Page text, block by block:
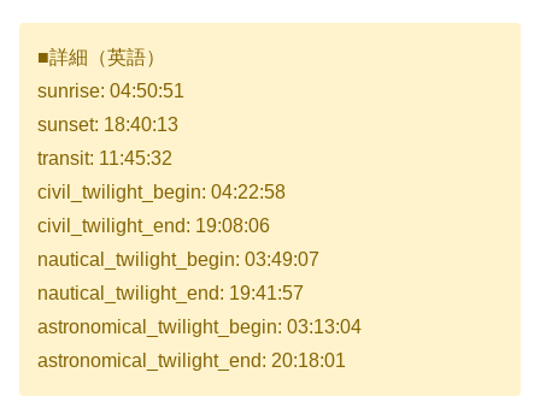
■詳細（英語）
sunrise: 04:50:51
sunset: 18:40:13
transit: 11:45:32
civil_twilight_begin: 04:22:58
civil_twilight_end: 19:08:06
nautical_twilight_begin: 03:49:07
nautical_twilight_end: 19:41:57
astronomical_twilight_begin: 03:13:04
astronomical_twilight_end: 20:18:01